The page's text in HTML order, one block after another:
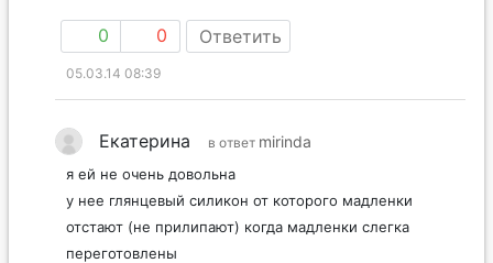
0 0 Ответить
05.03.14 08:39
Екатерина в ответ mirinda
я ей не очень довольна
у нее глянцевый силикон от которого мадленки
отстают (не прилипают) когда мадленки слегка
переготовлены